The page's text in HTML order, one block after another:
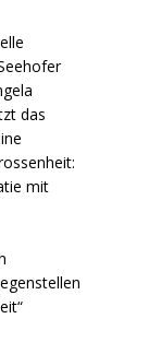
das
mit